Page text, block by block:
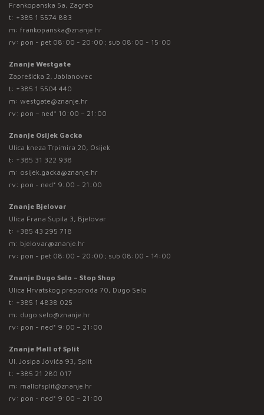
Frankopanska 5a, Zagreb
t: +385 1 5574 883
m: frankopanska@znanje.hr
rv: pon - pet 08:00 - 20:00 ; sub 08:00 - 15:00
Znanje Westgate
Zaprešićka 2, Jablanovec
t: +385 1 5504 440
m: westgate@znanje.hr
rv: pon – ned* 10:00 – 21:00
Znanje Osijek Gacka
Ulica kneza Trpimira 20, Osijek
t: +385 31 322 938
m: osijek.gacka@znanje.hr
rv: pon - ned* 9:00 - 21:00
Znanje Bjelovar
Ulica Frana Supila 3, Bjelovar
t: +385 43 295 718
m: bjelovar@znanje.hr
rv: pon - pet 08:00 - 20:00 ; sub 08:00 - 14:00
Znanje Dugo Selo – Stop Shop
Ulica Hrvatskog preporoda 70, Dugo Selo
t: +385 1 4838 025
m: dugo.selo@znanje.hr
rv: pon - ned* 9:00 – 21:00
Znanje Mall of Split
Ul. Josipa Jovića 93, Split
t: +385 21 280 017
m: mallofsplit@znanje.hr
rv: pon - ned* 9:00 – 21:00